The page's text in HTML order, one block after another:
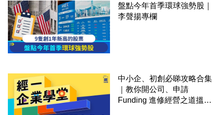
盤點今年首季環球強勢股｜
李聲揚專欄
中小企、初創必睇攻略合集
｜教你開公司、申請
Funding 進修經營之道搵大